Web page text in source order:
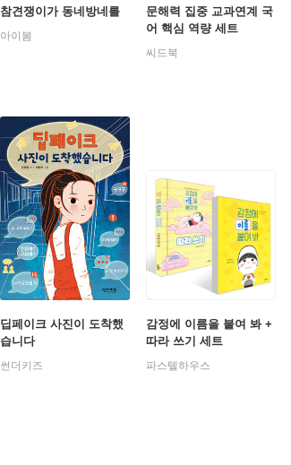
참견쟁이가 동네방네를
아이봄
문해력 집중 교과연계 국
어 핵심 역량 세트
씨드북
딥페이크 사진이 도착했
습니다
썬더키즈
감정에 이름을 붙여 봐 +
따라 쓰기 세트
파스텔하우스